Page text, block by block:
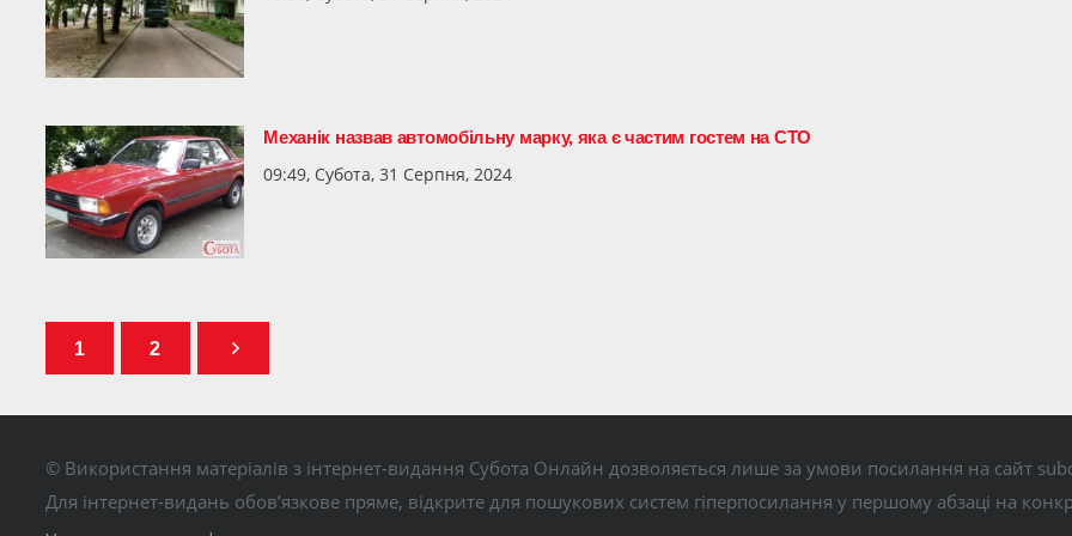
Механік назвав автомобільну марку, яка є частим гостем на СТО
09:49, Субота, 31 Серпня, 2024
1 2
© Використання матеріалів з інтернет-видання Субота Онлайн дозволяється лише за умови посилання на сайт
Для інтернет-видань обов’язкове пряме, відкрите для пошукових систем гіперпосилання у першому абзаці на